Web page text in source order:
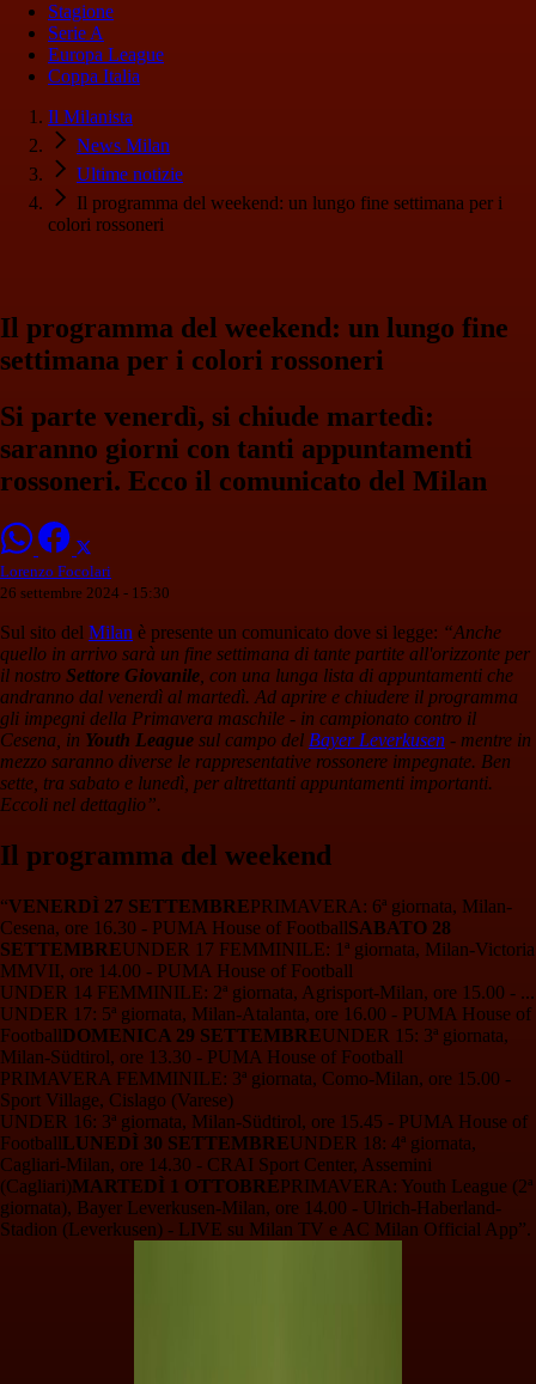
Stagione
Serie A
Europa League
Coppa Italia
Il Milanista
News Milan
Ultime notizie
Il programma del weekend: un lungo fine settimana per i
colori rossoneri
Il programma del weekend: un lungo fine
settimana per i colori rossoneri
Si parte venerdì, si chiude martedì:
saranno giorni con tanti appuntamenti
rossoneri. Ecco il comunicato del Milan
Lorenzo Focolari
26 settembre 2024 - 15:30
Sul sito del Milan è presente un comunicato dove si legge: “Anche
quello in arrivo sarà un fine settimana di tante partite all'orizzonte per
il nostro Settore Giovanile , con una lunga lista di appuntamenti che
andranno dal venerdì al martedì. Ad aprire e chiudere il programma
gli impegni della Primavera maschile - in campionato contro il
Cesena, in Youth League sul campo del Bayer Leverkusen - mentre in
mezzo saranno diverse le rappresentative rossonere impegnate. Ben
sette, tra sabato e lunedì, per altrettanti appuntamenti importanti.
Eccoli nel dettaglio”.
Il programma del weekend
“VENERDÌ 27 SETTEMBREPRIMAVERA: 6ª giornata, Milan-
Cesena, ore 16.30 - PUMA House of FootballSABATO 28
SETTEMBREUNDER 17 FEMMINILE: 1ª giornata, Milan-Victoria
MMVII, ore 14.00 - PUMA House of Football
UNDER 14 FEMMINILE: 2ª giornata, Agrisport-Milan, ore 15.00 - ...
UNDER 17: 5ª giornata, Milan-Atalanta, ore 16.00 - PUMA House of
FootballDOMENICA 29 SETTEMBREUNDER 15: 3ª giornata,
Milan-Südtirol, ore 13.30 - PUMA House of Football
PRIMAVERA FEMMINILE: 3ª giornata, Como-Milan, ore 15.00 -
Sport Village, Cislago (Varese)
UNDER 16: 3ª giornata, Milan-Südtirol, ore 15.45 - PUMA House of
FootballLUNEDÌ 30 SETTEMBREUNDER 18: 4ª giornata,
Cagliari-Milan, ore 14.30 - CRAI Sport Center, Assemini
(Cagliari)MARTEDÌ 1 OTTOBREPRIMAVERA: Youth League (2ª
giornata), Bayer Leverkusen-Milan, ore 14.00 - Ulrich-Haberland-
Stadion (Leverkusen) - LIVE su Milan TV e AC Milan Official App”.